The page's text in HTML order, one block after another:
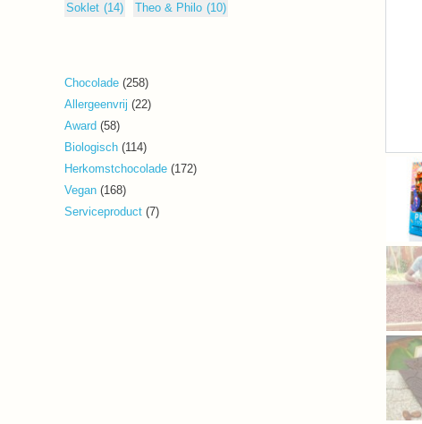
Soklet (14) Theo & Philo (10)
Chocolade 258258
producten
Allergeenvrij 2222
Award 5858
producten
Biologisch 114114
producten
Herkomstchocolade 172172
Vegan 168168
producten
Serviceproduct 77